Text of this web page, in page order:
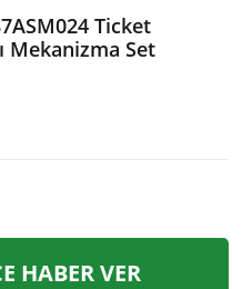
Ticket
Mekanizma Set
HABER VER